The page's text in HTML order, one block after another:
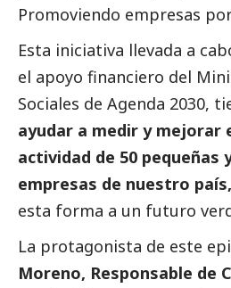
Promoviendo empresas
Esta iniciativa llevada a
el apoyo financiero del
Sociales de Agenda 2030,
ayudar a medir y mejorar
actividad de 50 pequeñas
empresas de nuestro país,
esta forma a un futuro
La protagonista de este
Moreno, Responsable de